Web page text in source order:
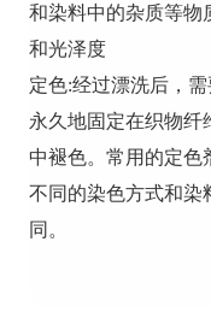
和染料中的杂质等物
和光泽度
定色:经过漂洗后，
永久地固定在织物纤
中褪色。常用的定色
不同的染色方式和染
同。